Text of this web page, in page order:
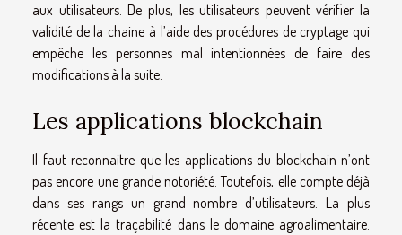
aux utilisateurs. De plus, les utilisateurs peuvent vérifier la
validité de la chaine à l’aide des procédures de cryptage qui
empêche les personnes mal intentionnées de faire des
modifications à la suite.
Les applications blockchain
Il faut reconnaitre que les applications du blockchain n’ont
pas encore une grande notoriété. Toutefois, elle compte déjà
dans ses rangs un grand nombre d’utilisateurs. La plus
récente est la traçabilité dans le domaine agroalimentaire.